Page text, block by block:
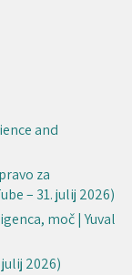
and
za
– 31. julij 2026)
moč | Yuval
2026)